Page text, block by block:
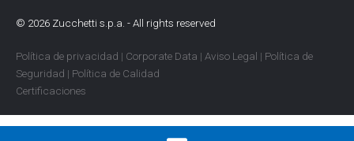
© 2026 Zucchetti s.p.a. - All rights reserved
Política de privacidad | Corporate Data | Aviso Legal | Política de
Seguridad | Política de Calidad
Certificaciones